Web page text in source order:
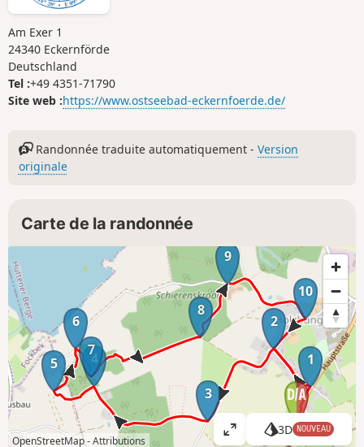
Am Exer 1
24340 Eckernförde
Deutschland
Tel :+49 4351-71790
Site web :https://www.ostseebad-eckernfoerde.de/
Randonnée traduite automatiquement -Version
originale
Carte de la randonnée
1
2
3
4
5
6
7
8
9
10
OpenStreetMap -Attributions
A
3D NOUVEAU